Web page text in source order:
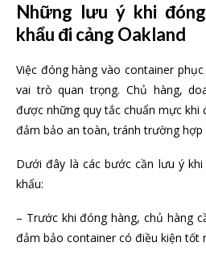
Những lưu ý khi
khẩu đi cảng Oakland
Việc đóng hàng vào container
vai trò quan trọng. Chủ hàng,
được những quy tắc chuẩn mực khi
đảm bảo an toàn, tránh trường hợp
Dưới đây là các bước cần lưu ý
khẩu:
– Trước khi đóng hàng, chủ hàng
đảm bảo container có điều kiện tốt